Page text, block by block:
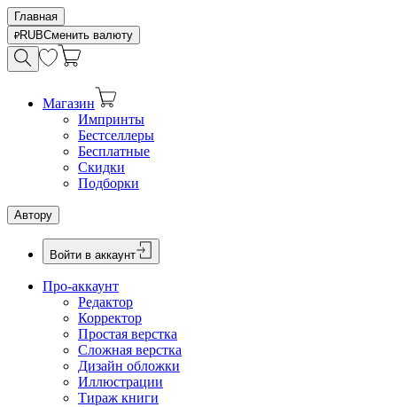
Главная
RUBСменить валюту
Магазин
Импринты
Бестселлеры
Бесплатные
Скидки
Подборки
Автору
Войти в аккаунт
Про-аккаунт
Редактор
Корректор
Простая верстка
Сложная верстка
Дизайн обложки
Иллюстрации
Тираж книги